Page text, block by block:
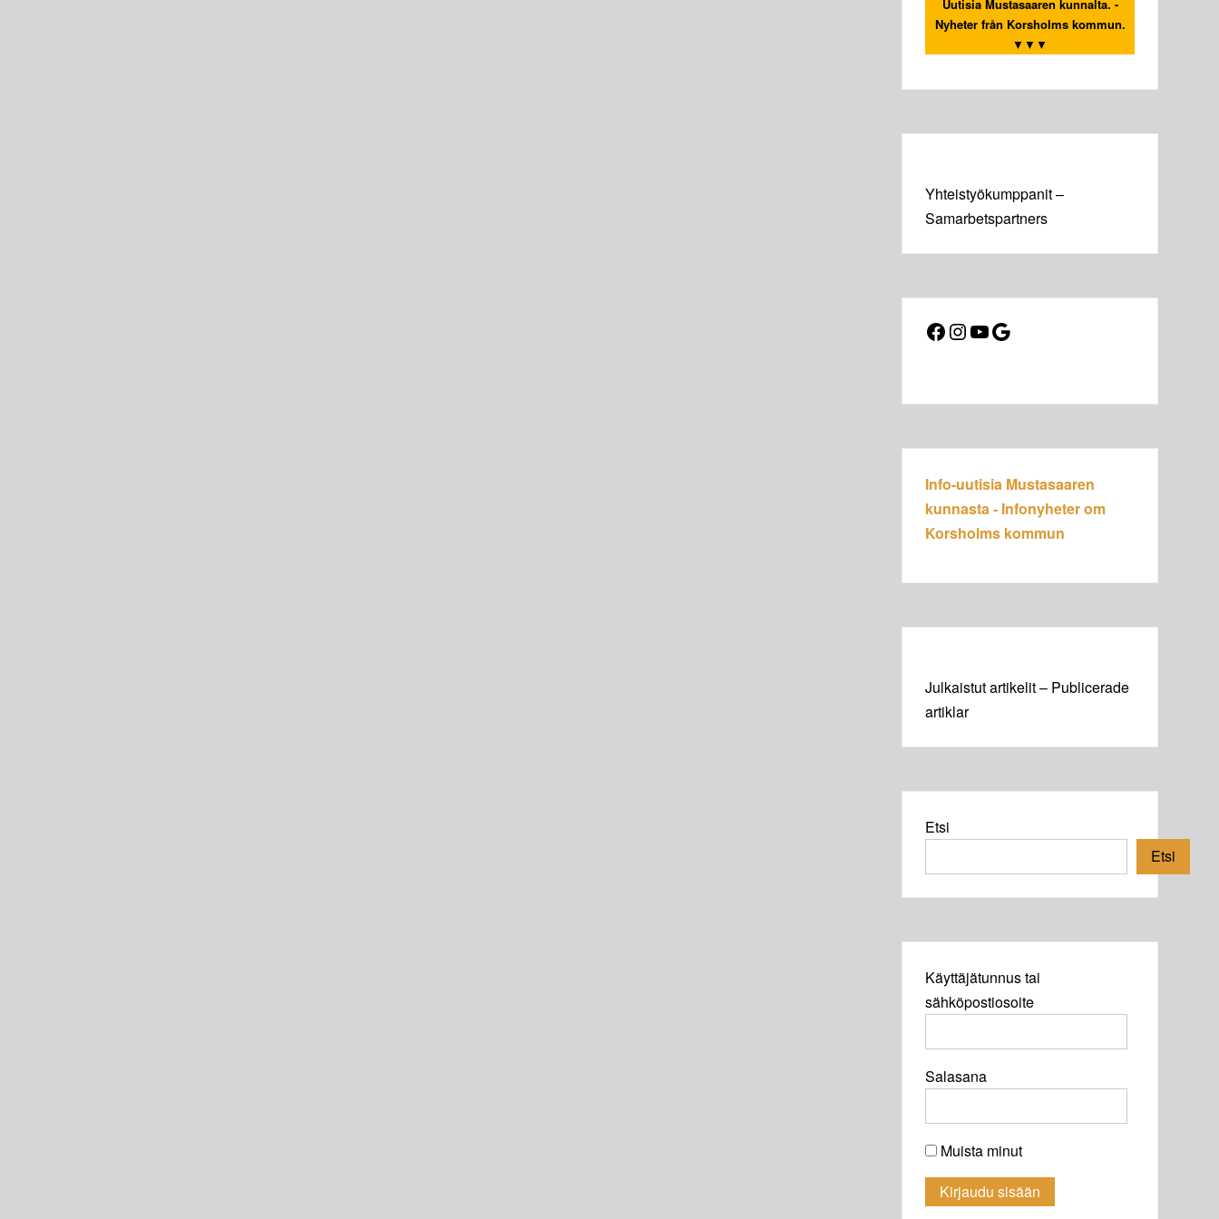
Uutisia Mustasaaren kunnalta. -
Nyheter från Korsholms kommun.
▼▼▼
Yhteistyökumppanit –
Samarbetspartners
Facebook
Instagram
YouTube
Google
Info-uutisia Mustasaaren
kunnasta - Infonyheter om
Korsholms kommun
Julkaistut artikelit – Publicerade
artiklar
Etsi
Etsi
Käyttäjätunnus tai
sähköpostiosoite
Salasana
Muista minut